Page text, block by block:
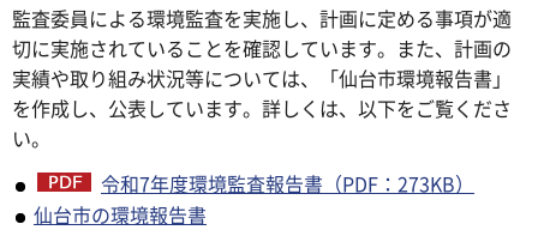
監査委員による環境監査を実施し、計画に定める事項が適
切に実施されていることを確認しています。また、計画の
実績や取り組み状況等については、「仙台市環境報告書」
を作成し、公表しています。詳しくは、以下をご覧くださ
い。
令和7年度環境監査報告書（PDF：273KB）
仙台市の環境報告書